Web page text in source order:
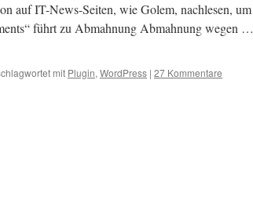
auf IT-News-Seiten, wie Golem, nachlesen, um
führt zu Abmahnung Abmahnung wegen …
mit Plugin, WordPress | 27 Kommentare